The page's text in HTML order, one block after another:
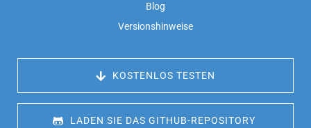
Blog
Versionshinweise
KOSTENLOS TESTEN
LADEN SIE DAS GITHUB-REPOSITORY